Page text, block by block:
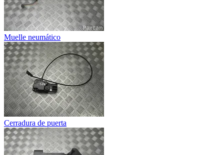
Muelle neumático
Cerradura de puerta